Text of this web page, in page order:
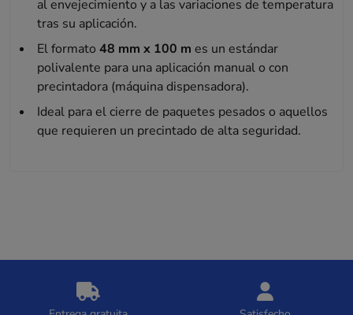
al envejecimiento y a las variaciones de temperatura
tras su aplicación.
El formato 48 mm x 100 m es un estándar
polivalente para una aplicación manual o con
precintadora (máquina dispensadora).
Ideal para el cierre de paquetes pesados o aquellos
que requieren un precintado de alta seguridad.